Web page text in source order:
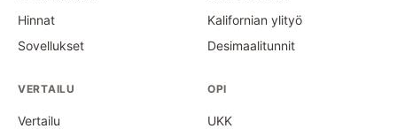
Hinnat
Sovellukset
Kalifornian ylityö
Desimaalitunnit
VERTAILU
Vertailu
OPI
UKK